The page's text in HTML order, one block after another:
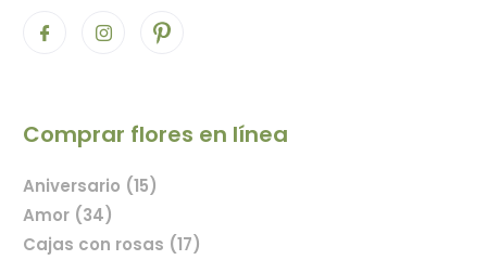
Comprar flores en línea
Aniversario (15)
Amor (34)
Cajas con rosas (17)